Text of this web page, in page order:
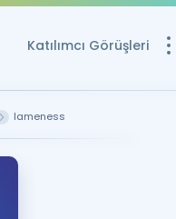
Katılımcı Görüşleri
lameness